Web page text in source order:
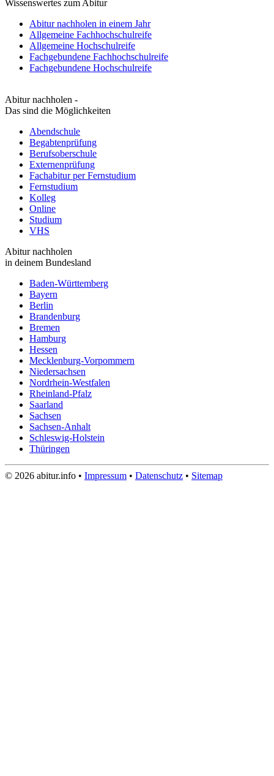
Wissenswertes zum Abitur
Abitur nachholen in einem Jahr
Allgemeine Fachhochschulreife
Allgemeine Hochschulreife
Fachgebundene Fachhochschulreife
Fachgebundene Hochschulreife
Abitur nachholen -
Das sind die Möglichkeiten
Abendschule
Begabtenprüfung
Berufsoberschule
Externenprüfung
Fachabitur per Fernstudium
Fernstudium
Kolleg
Online
Studium
VHS
Abitur nachholen
in deinem Bundesland
Baden-Württemberg
Bayern
Berlin
Brandenburg
Bremen
Hamburg
Hessen
Mecklenburg-Vorpommern
Niedersachsen
Nordrhein-Westfalen
Rheinland-Pfalz
Saarland
Sachsen
Sachsen-Anhalt
Schleswig-Holstein
Thüringen
© 2026 abitur.info • Impressum • Datenschutz • Sitemap